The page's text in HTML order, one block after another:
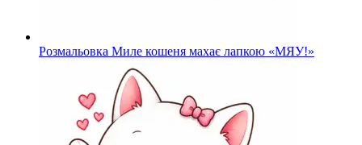
Розмальовка Миле кошеня махає лапкою «МЯУ!»